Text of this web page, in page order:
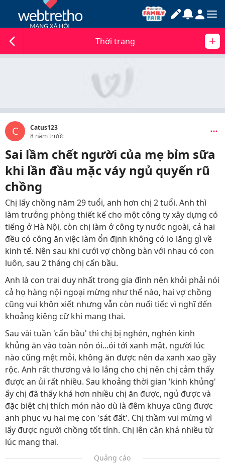
Thời trang
C
Catus123
8 năm trước
Sai lầm chết người của mẹ bỉm sữa
khi lần đầu mặc váy ngủ quyến rũ
chồng
Chị lấy chồng năm 29 tuổi, anh hơn chị 2 tuổi. Anh thì
làm trưởng phòng thiết kế cho một công ty xây dựng có
tiếng ở Hà Nội, còn chị làm ở công ty nước ngoài, cả hai
đều có công ăn việc làm ổn định không có lo lắng gì về
kinh tế. Nên sau khi cưới vợ chồng bàn với nhau có con
luôn, sau 2 tháng chị cấn bầu.
Anh là con trai duy nhất trong gia đình nên khỏi phải nói
cả họ hàng nội ngoại mừng như thế nào, hai vợ chồng
cũng vui khôn xiết nhưng vẫn còn nuối tiếc vì nghĩ đến
khoảng kiêng cữ khi mang thai.
Sau vài tuần 'cấn bầu' thì chị bị nghén, nghén kinh
khủng ăn vào toàn nôn ói...ói tới xanh mật, người lúc
nào cũng mệt mỏi, không ăn được nên da xanh xao gầy
rộc. Anh rất thương và lo lắng cho chị nên chị cảm thấy
được an ủi rất nhiều. Sau khoảng thời gian 'kinh khủng'
ấy chị đã thấy khá hơn nhiều chị ăn được, ngủ được và
đặc biệt chị thích món nào dù là đêm khuya cũng được
anh phục vụ hai mẹ con 'sát đất'. Chị thầm vui mừng vì
lấy được người chồng tốt tính. Chị lên cân khá nhiều từ
lúc mang thai.
Quảng cáo